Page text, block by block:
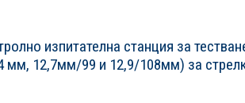
изпитателна станция за
12,7мм/99 и 12,9/108мм) за